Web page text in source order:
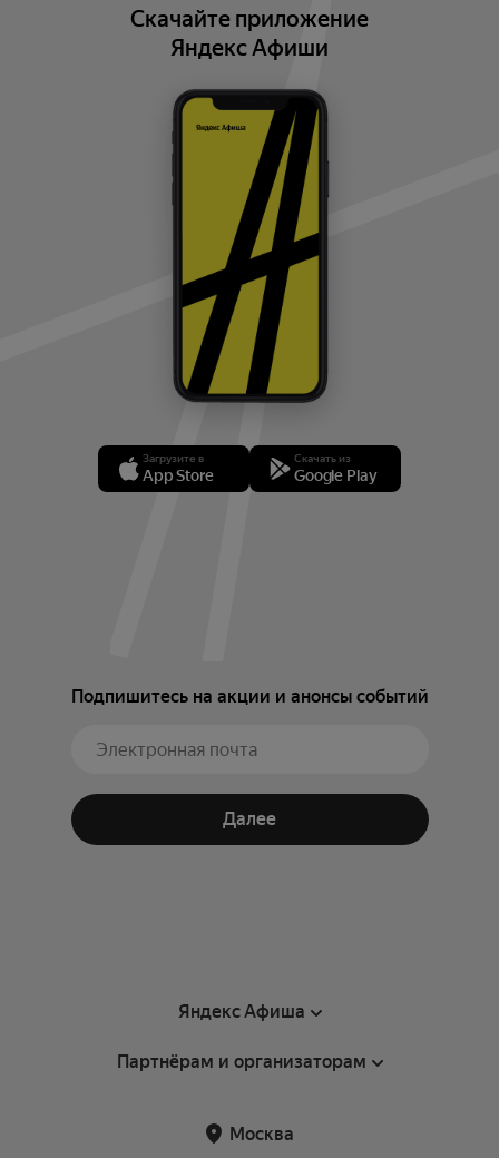
Скачайте приложение
Яндекс Афиши
Загрузите в
App Store
Скачать из
Google Play
Подпишитесь на акции и анонсы событий
Далее
Яндекс Афиша
Справка
Подарочные сертификаты
Партнёрам и организаторам
Москва